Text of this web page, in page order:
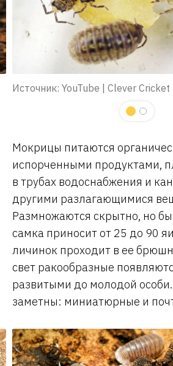
Источник: YouTube | Clever Cricket
Мокрицы питаются
испорченными продуктами,
в трубах водоснабжения и
другими разлагающимися
Размножаются скрытно, но
самка приносит от 25 до 90
личинок проходит в ее
свет ракообразные
развитыми до молодой
заметны: миниатюрные и